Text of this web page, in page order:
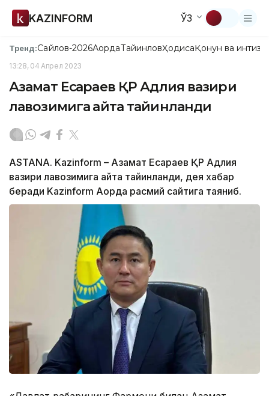
KAZINFORM ЎЗ
Тренд:Сайлов-2026АқордаТайинловҲодисаҚонун ва
13:28, 04 Апрел 2023
Азамат Есқараев ҚР Адлия вазири
лавозимига қайта тайинланди
ASTANA. Kazinform – Азамат Есқараев ҚР Адлия
вазири лавозимига қайта тайинланди, дея хабар
беради Kazinform Ақорда расмий сайтига таяниб.